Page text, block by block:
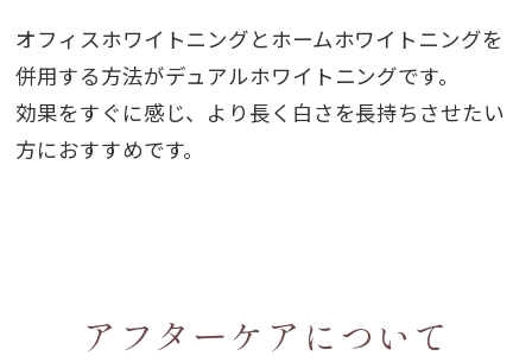
オフィスホワイトニングとホームホワイトニングを
併用する方法がデュアルホワイトニングです。
効果をすぐに感じ、より長く白さを長持ちさせたい
方におすすめです。
アフターケアについて